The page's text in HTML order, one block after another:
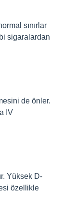
sınırlar
sigaralardan
de önler.
IV
Yüksek D-
özellikle